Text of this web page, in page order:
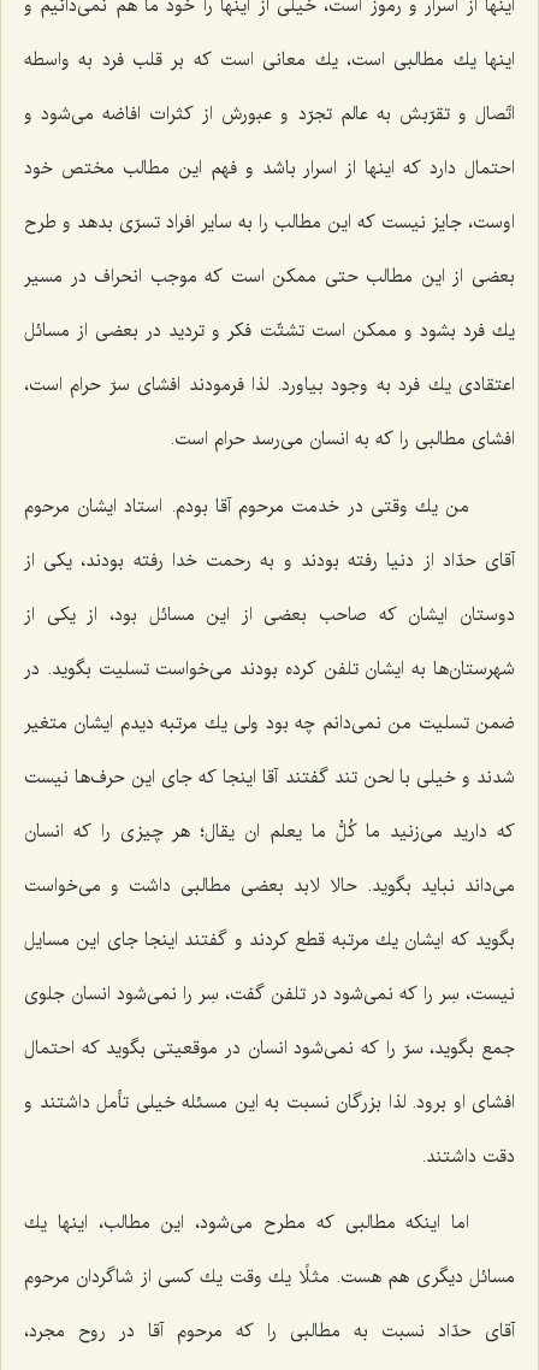
اینها از اسرار و رموز است، خیلی از اینها را خود ما هم نمی‌دانیم و
اینها یك مطالبی است، یك معانی است كه بر قلب فرد به واسطه
اتّصال و تقرّبش به عالم تجرّد و عبورش از كثرات افاضه می‌شود و
احتمال دارد كه اینها از اسرار باشد و فهم این مطالب مختص خود
اوست، جایز نیست كه این مطالب را به سایر افراد تسرّی بدهد و طرح
بعضی از این مطالب حتی ممكن است كه موجب انحراف در مسیر
یك فرد بشود و ممكن است تشتّت فكر و تردید در بعضی از مسائل
اعتقادی یك فرد به وجود بیاورد. لذا فرمودند افشای سرّ حرام است،
افشای مطالبی را كه به انسان می‌رسد حرام است.
من یك وقتی در خدمت مرحوم آقا بودم. استاد ایشان مرحوم
آقای حدّاد از دنیا رفته بودند و به رحمت خدا رفته بودند، یكی از
دوستان ایشان كه صاحب بعضی از این مسائل بود، از یكی از
شهرستان‌ها به ایشان تلفن كرده بودند می‌خواست تسلیت بگوید. در
ضمن تسلیت من نمی‌دانم چه بود ولی یك مرتبه دیدم ایشان متغیر
شدند و خیلی با لحن تند گفتند آقا اینجا كه جای این حرف‌ها نیست
كه دارید می‌زنید ما كُلُّ ما یعلم ان یقال؛ هر چیزی را كه انسان
می‌داند نباید بگوید. حالا لابد بعضی مطالبی داشت و می‌خواست
بگوید كه ایشان یك مرتبه قطع كردند و گفتند اینجا جای این مسایل
نیست، سِر را كه نمی‌شود در تلفن گفت، سِر را نمی‌شود انسان جلوی
جمع بگوید، سرّ را كه نمی‌شود انسان در موقعیتی بگوید كه احتمال
افشای او برود. لذا بزرگان نسبت به این مسئله خیلی تأمل داشتند و
دقت داشتند.
اما اینكه مطالبی كه مطرح می‌شود، این مطالب، اینها یك
مسائل دیگری هم هست. مثلًا یك وقت یك كسی از شاگردان مرحوم
آقای حدّاد نسبت به مطالبی را كه مرحوم آقا در روح مجرد،